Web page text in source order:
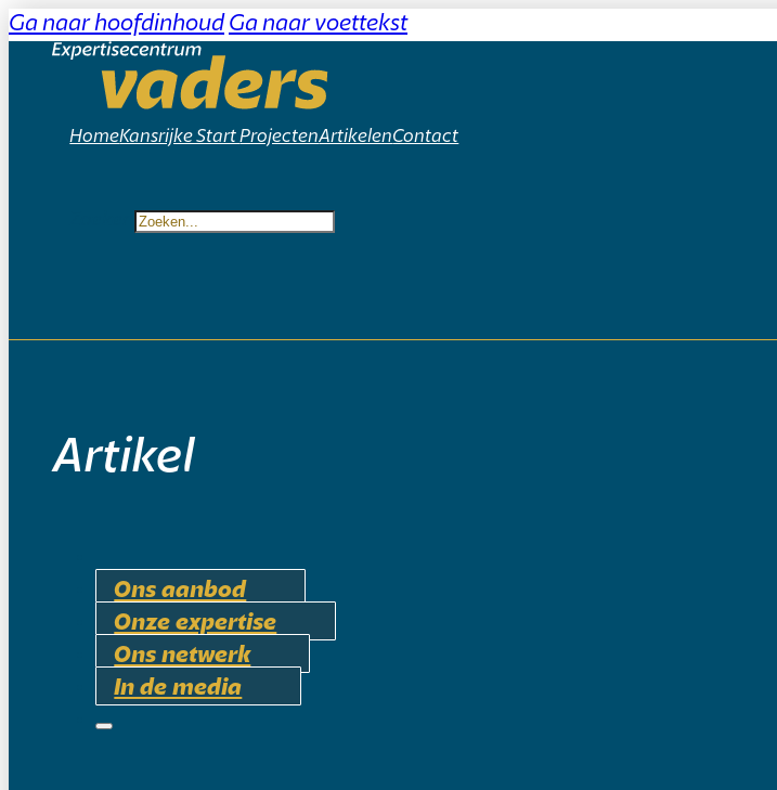
Ga naar hoofdinhoud Ga naar voettekst
HomeKansrijke StartProjectenArtikelenContact
Artikel
Ons aanbod
Onze expertise
Ons netwerk
In de media